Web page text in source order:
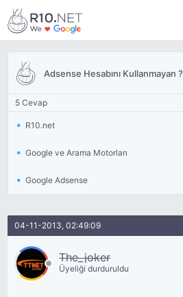
Adsense Hesabını Kullanmayan ?
5 Cevap
R10.net
Google ve Arama Motorları
Google Adsense
04-11-2013, 02:49:09
The_joker
Üyeliği durduruldu